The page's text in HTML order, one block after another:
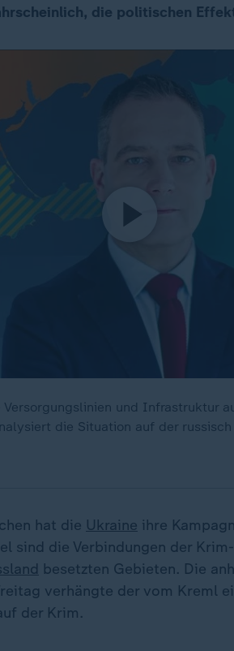
die politischen
und Infrastruktur
die Situation auf der
hat die Ukraine ihre
sind die Verbindungen der
besetzten Gebieten. Die
verhängte der vom Kreml
der Krim.